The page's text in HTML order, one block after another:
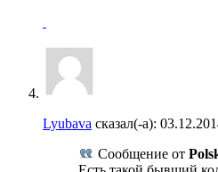
Lyubava сказал(-а):
Сообщение от